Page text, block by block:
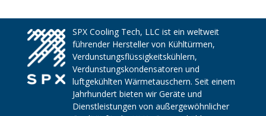
SPX Cooling Tech, LLC ist ein weltweit
führender Hersteller von Kühltürmen,
Verdunstungsflüssigkeitskühlern,
Verdunstungskondensatoren und
luftgekühlten Wärmetauschern. Seit einem
Jahrhundert bieten wir Geräte und
Dienstleistungen von außergewöhnlicher